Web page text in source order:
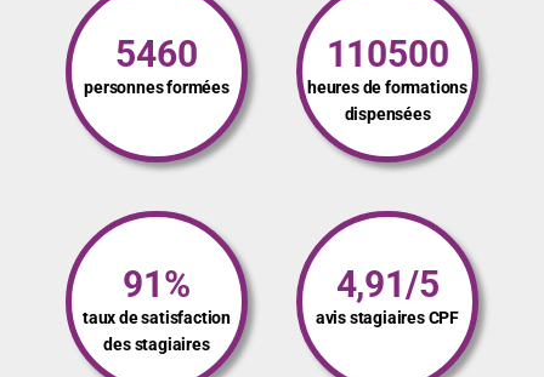
5460
personnes formées
110500
heures de formations
dispensées
91%
taux de satisfaction
des stagiaires
4,91/5
avis stagiaires CPF